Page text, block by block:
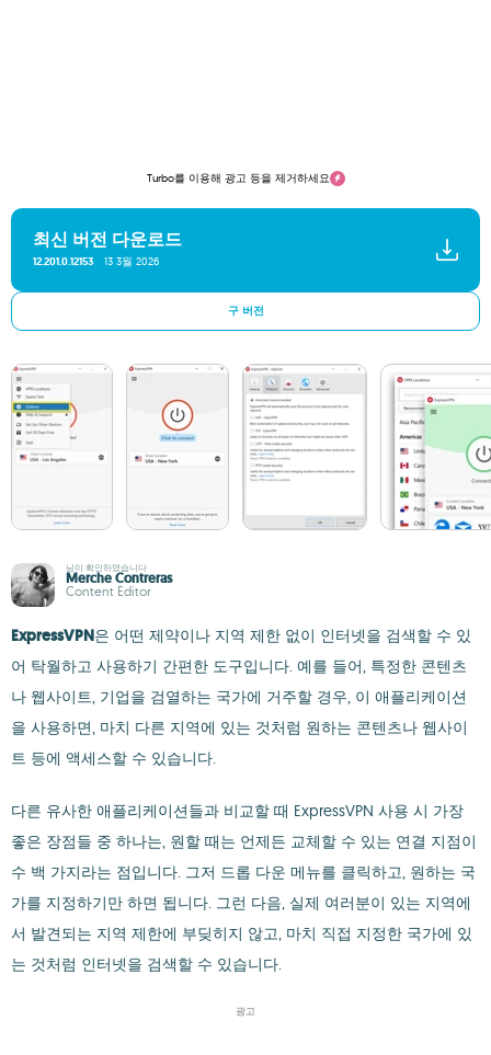
Turbo를 이용해 광고 등을 제거하세요
최신 버전 다운로드
12.201.0.12153 13 3월 2026
구 버전
님이 확인하였습니다
Merche Contreras
Content Editor
ExpressVPN은 어떤 제약이나 지역 제한 없이 인터넷을 검색할 수 있
어 탁월하고 사용하기 간편한 도구입니다. 예를 들어, 특정한 콘텐츠
나 웹사이트, 기업을 검열하는 국가에 거주할 경우, 이 애플리케이션
을 사용하면, 마치 다른 지역에 있는 것처럼 원하는 콘텐츠나 웹사이
트 등에 액세스할 수 있습니다.
다른 유사한 애플리케이션들과 비교할 때 ExpressVPN 사용 시 가장
좋은 장점들 중 하나는, 원할 때는 언제든 교체할 수 있는 연결 지점이
수 백 가지라는 점입니다. 그저 드롭 다운 메뉴를 클릭하고, 원하는 국
가를 지정하기만 하면 됩니다. 그런 다음, 실제 여러분이 있는 지역에
서 발견되는 지역 제한에 부딪히지 않고, 마치 직접 지정한 국가에 있
는 것처럼 인터넷을 검색할 수 있습니다.
광고